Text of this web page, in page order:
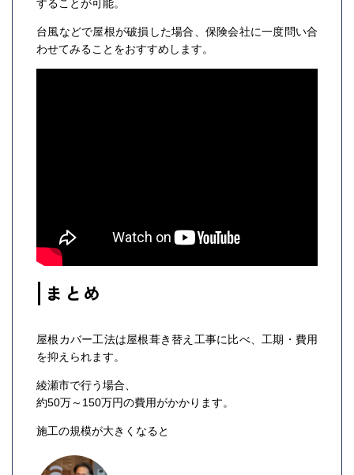
することが可能。
台風などで屋根が破損した場合、保険会社に一度問い合
わせてみることをおすすめします。
まとめ
屋根カバー工法は屋根葺き替え工事に比べ、工期・費用
を抑えられます。
綾瀬市で行う場合、
約50万～150万円の費用がかかります。
施工の規模が大きくなると